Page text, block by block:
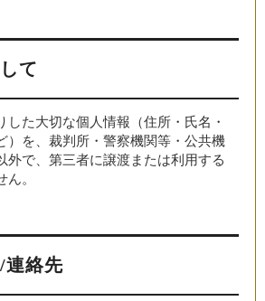
て
した大切な個人情報（住所・氏名・
）を、裁判所・警察機関等・公共機
外で、第三者に譲渡または利用する
。
連絡先